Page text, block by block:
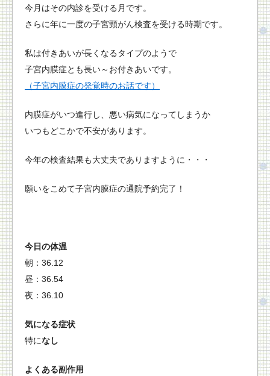
今月はその内診を受ける月です。
さらに年に一度の子宮頸がん検査を受ける時期です。
私は付きあいが長くなるタイプのようで
子宮内膜症とも長い～お付きあいです。
（子宮内膜症の発覚時のお話です）
内膜症がいつ進行し、悪い病気になってしまうか
いつもどこかで不安があります。
今年の検査結果も大丈夫でありますように・・・
願いをこめて子宮内膜症の通院予約完了！
今日の体温
朝：36.12
昼：36.54
夜：36.10
気になる症状
特になし
よくある副作用